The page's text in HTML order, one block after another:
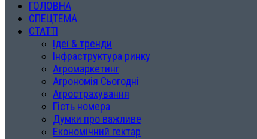
ГОЛОВНА
СПЕЦТЕМА
СТАТТІ
Ідеї & тренди
Інфраструктура ринку
Агромаркетинг
Агрономія Сьогодні
Агрострахування
Гість номера
Думки про важливе
Економічний гектар